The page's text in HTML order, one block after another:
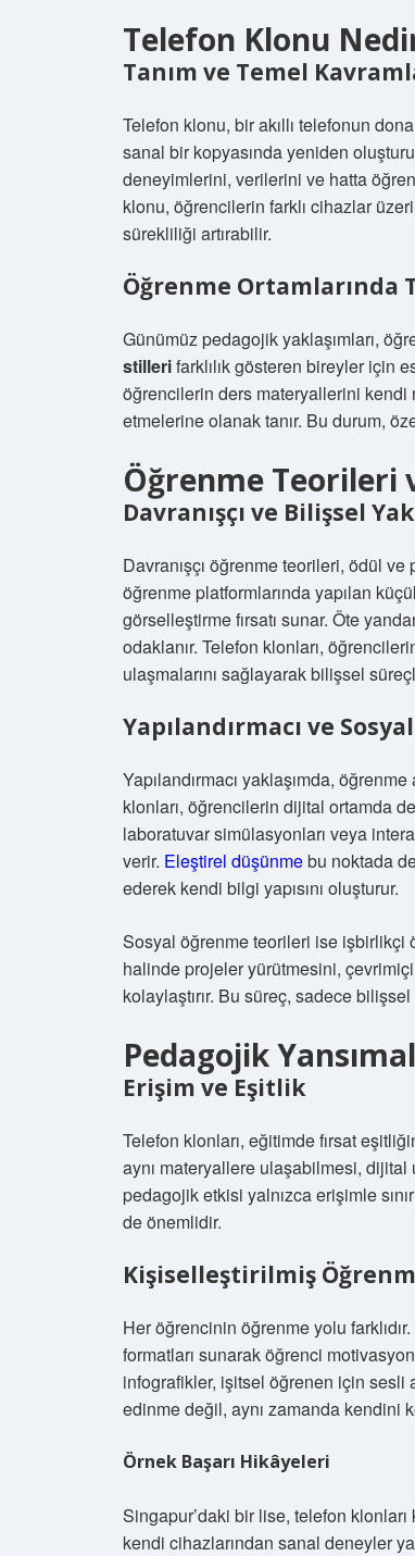
Telefon Klonu
Tanım ve Temel
Telefon klonu, bir akıllı telefonun
sanal bir kopyasında yeniden
deneyimlerini, verilerini ve hatta
klonu, öğrencilerin farklı cihazlar
sürekliliği artırabilir.
Öğrenme Ortamlarında
Günümüz pedagojik yaklaşımları,
stillerifarklılık gösteren bireyler için
öğrencilerin ders materyallerini kendi
etmelerine olanak tanır. Bu durum,
Öğrenme Teorileri
Davranışçı ve Bilişsel
Davranışçı öğrenme teorileri, ödül ve
öğrenme platformlarında yapılan
görselleştirme fırsatı sunar. Öte
odaklanır. Telefon klonları,
ulaşmalarını sağlayarak bilişsel
Yapılandırmacı ve
Yapılandırmacı yaklaşımda,
klonları, öğrencilerin dijital ortamda
laboratuvar simülasyonları veya
verir. Eleştirel düşünmebu noktada
ederek kendi bilgi yapısını oluşturur.
Sosyal öğrenme teorileri ise işbirlikçi
halinde projeler yürütmesini, çevrimiçi
kolaylaştırır. Bu süreç, sadece
Pedagojik
Erişim ve Eşitlik
Telefon klonları, eğitimde fırsat
aynı materyallere ulaşabilmesi,
pedagojik etkisi yalnızca erişimle
de önemlidir.
Kişiselleştirilmiş
Her öğrencinin öğrenme yolu farklıdır.
formatları sunarak öğrenci
infografikler, işitsel öğrenen için sesli
edinme değil, aynı zamanda kendini
Örnek Başarı Hikâyeleri
Singapur’daki bir lise, telefon
kendi cihazlarından sanal deneyler